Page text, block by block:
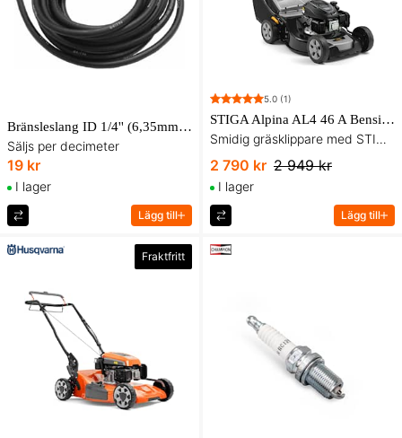
Bränsleslang ID 1/4'' (6,35mm) YD 1/2''(12,7mm) B&S
Säljs per decimeter
19 kr
I lager
Lägg till
5.0 (1)
STIGA Alpina AL4 46 A Bensindriven Gräsklippare 46 cm
Smidig gräsklippare med STIGA-motor och 60 l uppsamlare
2 790 kr 2 949 kr
I lager
Lägg till
Fraktfritt